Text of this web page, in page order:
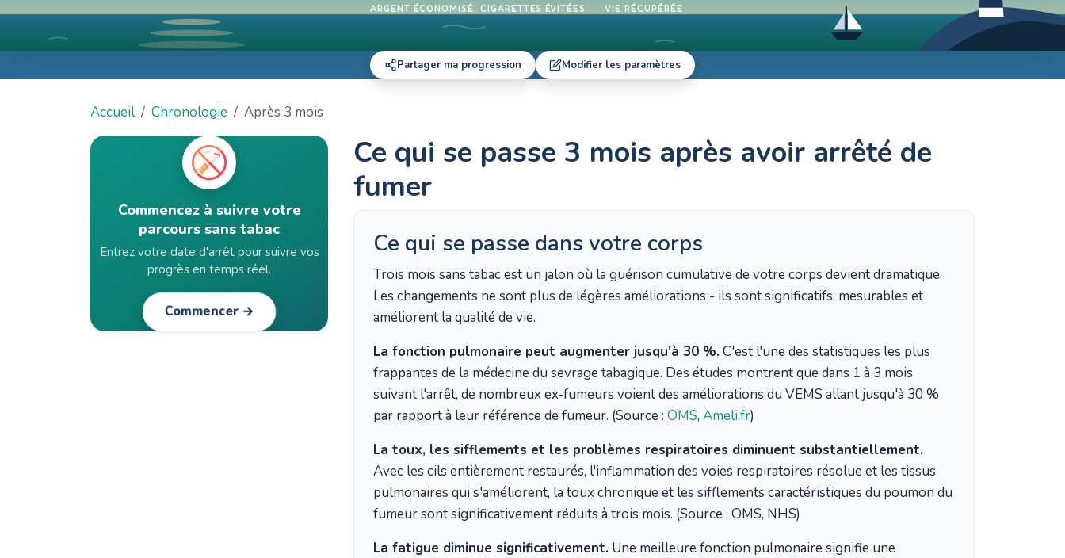
ARGENT ÉCONOMISÉ CIGARETTES ÉVITÉES VIE RÉCUPÉRÉE
Partager ma progression Modifier les paramètres
Accueil Chronologie Après 3 mois
Commencez à suivre votre
parcours sans tabac
Entrez votre date d'arrêt pour suivre vos
progrès en temps réel.
Commencer →
Ce qui se passe 3 mois après avoir arrêté de
fumer
Ce qui se passe dans votre corps
Trois mois sans tabac est un jalon où la guérison cumulative de votre corps devient dramatique.
Les changements ne sont plus de légères améliorations - ils sont significatifs, mesurables et
améliorent la qualité de vie.
La fonction pulmonaire peut augmenter jusqu'à 30 %.C'est l'une des statistiques les plus
frappantes de la médecine du sevrage tabagique. Des études montrent que dans 1 à 3 mois
suivant l'arrêt, de nombreux ex-fumeurs voient des améliorations du VEMS allant jusqu'à 30 %
par rapport à leur référence de fumeur. (Source : OMS, Ameli.fr)
La toux, les sifflements et les problèmes respiratoires diminuent substantiellement.
Avec les cils entièrement restaurés, l'inflammation des voies respiratoires résolue et les tissus
pulmonaires qui s'améliorent, la toux chronique et les sifflements caractéristiques du poumon du
fumeur sont significativement réduits à trois mois. (Source : OMS, NHS)
La fatigue diminue significativement. Une meilleure fonction pulmonaire signifie une